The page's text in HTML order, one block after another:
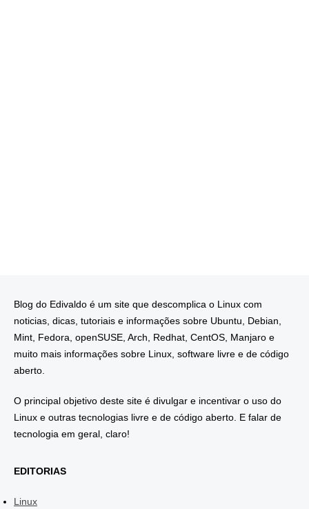
Blog do Edivaldo é um site que descomplica o Linux com
noticias, dicas, tutoriais e informações sobre Ubuntu, Debian,
Mint, Fedora, openSUSE, Arch, Redhat, CentOS, Manjaro e
muito mais informações sobre Linux, software livre e de código
aberto.
O principal objetivo deste site é divulgar e incentivar o uso do
Linux e outras tecnologias livre e de código aberto. E falar de
tecnologia em geral, claro!
EDITORIAS
Linux